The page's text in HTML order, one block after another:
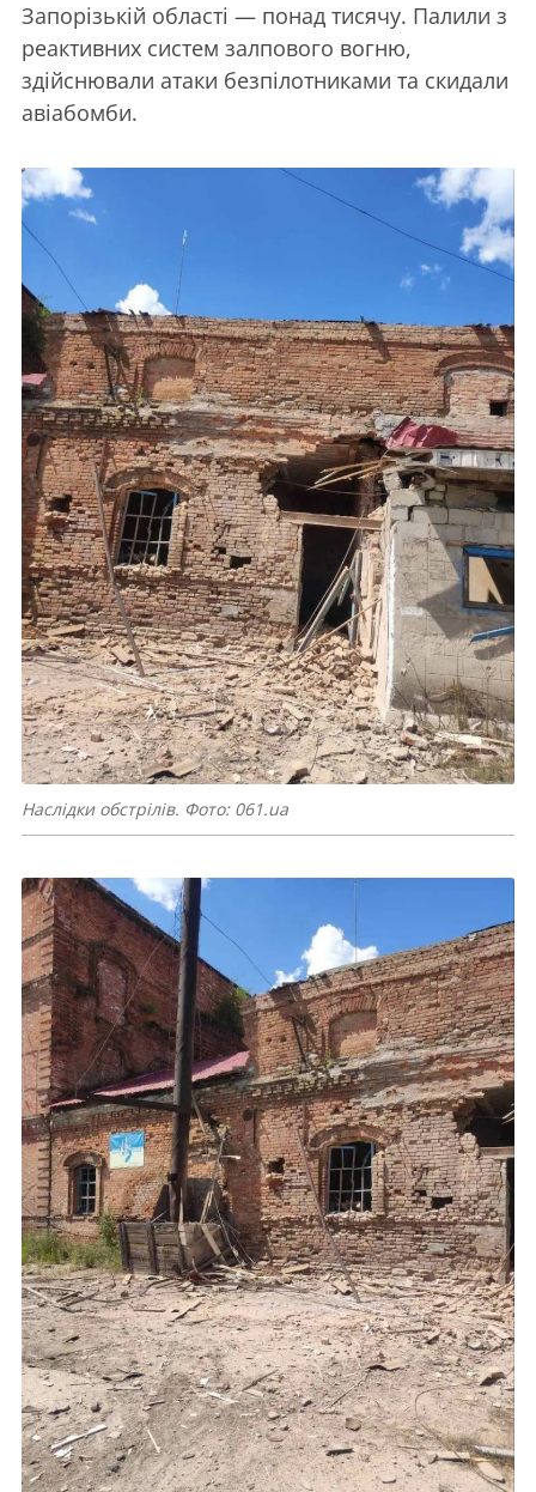
Запорізькій області — понад тисячу. Палили з
реактивних систем залпового вогню,
здійснювали атаки безпілотниками та скидали
авіабомби.
Наслідки обстрілів. Фото: 061.ua